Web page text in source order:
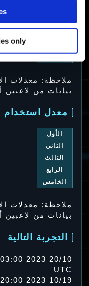
only
ملاحظة: معدلات
بيانات من
معدل استخدام
الأول
الثاني
الثالث
الرابع
الخامس
ملاحظة: معدلات
بيانات من
التجربة التالية
UTC